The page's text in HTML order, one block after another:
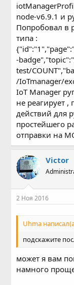
Proloader: file
Connected with
on_connect().
'/IoTmanager1/
'/IoTmanager1/
'{"result":200}':
Proloader:
/IoTmanager1/
Proloader:
Proloader:
Regards from
Gerardo
node-v6.9.1 и
Попробовал в
типа :
-
test/
/IoTmanager/
IoT Manager
не реагирует ,
действий для
простейшего
отправки на
Victor
2 Ноя 2016
Uhma
подскажите
может я вам
намного